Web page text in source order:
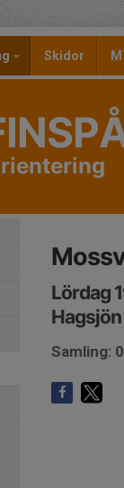
Skidor
Lördag
Hagsjön
Samling: